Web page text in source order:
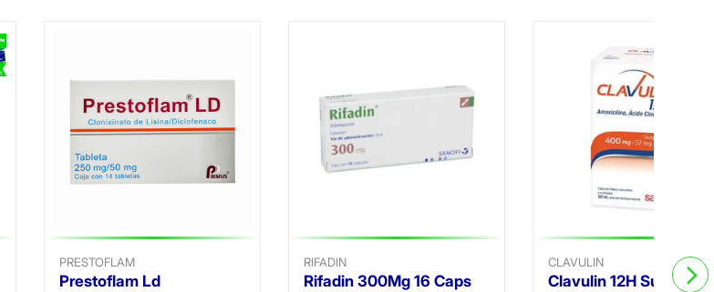
PRESTOFLAM
Prestoflam Ld
RIFADIN
Rifadin 300Mg 16 Caps
CLAVULIN
Clavulin 12H